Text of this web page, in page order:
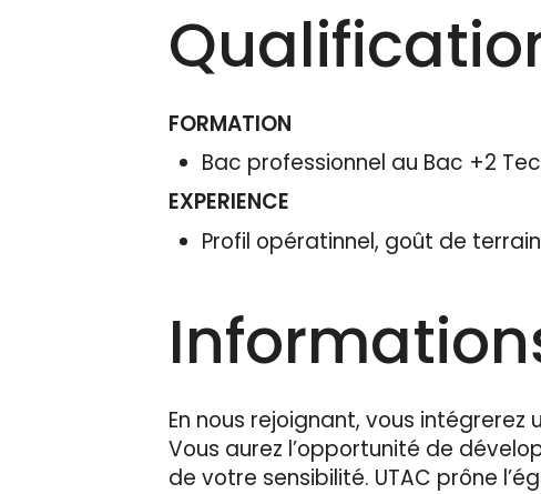
FORMATION
Bac professionnel au Bac +2
EXPERIENCE
Profil opératinnel, goût de terrain
En nous rejoignant, vous
Vous aurez l’opportunité de
de votre sensibilité. UTAC prône